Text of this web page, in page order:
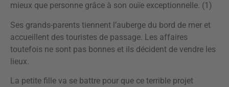
mieux que personne grâce à son ouïe exceptionnelle. (1)
Ses grands-parents tiennent l’auberge du bord de mer et
accueillent des touristes de passage. Les affaires
toutefois ne sont pas bonnes et ils décident de vendre les
lieux.
La petite fille va se battre pour que ce terrible projet